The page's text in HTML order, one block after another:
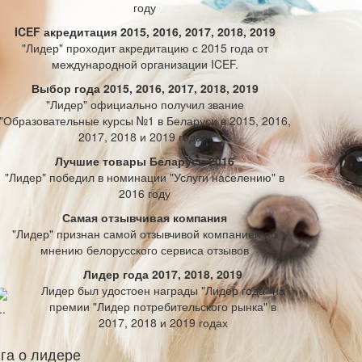
году
ICEF акредитация 2015, 2016, 2017, 2018, 2019
"Лидер" проходит акредитацию с 2015 года от
международной организации ICEF.
Выбор года 2015, 2016, 2017, 2018, 2019
"Лидер" официально получил звание
курсы №1 в Беларуси в 2015, 2016,
2017, 2018 и 2019 годах"
Лучшие товары Беларуси 2016
"Лидер" победил в номинации "Услуги населению" в
2016 году
Самая отзывчивая компания
"Лидер" признан самой отзывчивой компанией по
мнению белорусского сервиса отзывов
Лидер года 2017, 2018, 2019
Лидер был удостоен награды "Лидер года" на
премии "Лидер потребительского рынка" в
2017, 2018 и 2019 годах
о лидере